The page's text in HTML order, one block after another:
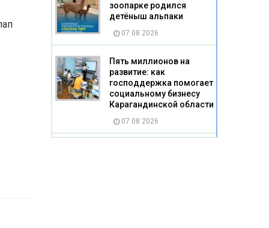
зоопарке родился
детёныш альпаки
07 08 2026
Пять миллионов на
развитие: как
господдержка помогает
социальному бизнесу
Карагандинской области
07 08 2026